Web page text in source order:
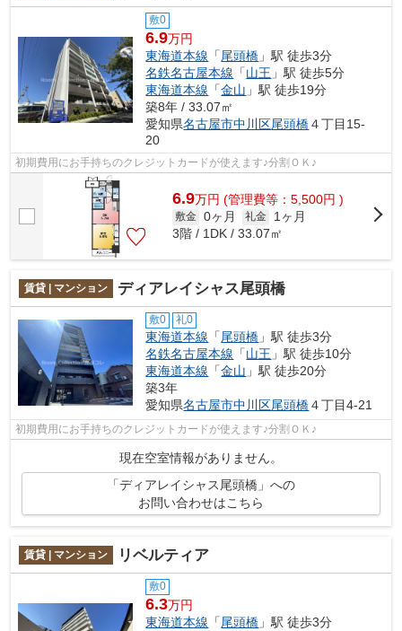
敷0
6.9万円
東海道本線 「尾頭橋 」駅 徒歩3分
名鉄名古屋本線 「山王 」駅 徒歩5分
東海道本線 「金山 」駅 徒歩19分
築8年 / 33.07㎡
愛知県名古屋市中川区尾頭橋４丁目15-
20
初期費用にお手持ちのクレジットカードが使えます♪分割ＯＫ♪
6.9万円 (管理費等：5,500円 )
敷金 0ヶ月 礼金
1ヶ月
3階 / 1DK / 33.07㎡
賃貸 | マンション ディアレイシャス尾頭橋
敷0 礼0
東海道本線 「尾頭橋 」駅 徒歩3分
名鉄名古屋本線 「山王 」駅 徒歩10分
東海道本線 「金山 」駅 徒歩20分
築3年
愛知県名古屋市中川区尾頭橋４丁目4-21
初期費用にお手持ちのクレジットカードが使えます♪分割ＯＫ♪
現在空室情報がありません。
「ディアレイシャス尾頭橋」への
お問い合わせはこちら
賃貸 | マンション リベルティア
敷0
6.3万円
東海道本線 「尾頭橋 」駅 徒歩3分